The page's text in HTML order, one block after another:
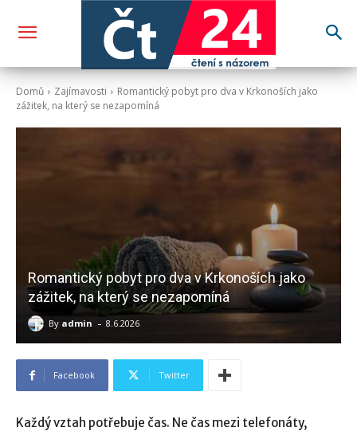
Domů Zajímavosti
Romantický pobyt pro dva v Krkonoších jako
zážitek, na který se nezapomíná
Romantický pobyt pro dva v Krkonoších jako
zážitek, na který se nezapomíná
By admin - 8.6.2026
Facebook Twitter
Každý vztah potřebuje čas. Ne čas mezi telefonáty,